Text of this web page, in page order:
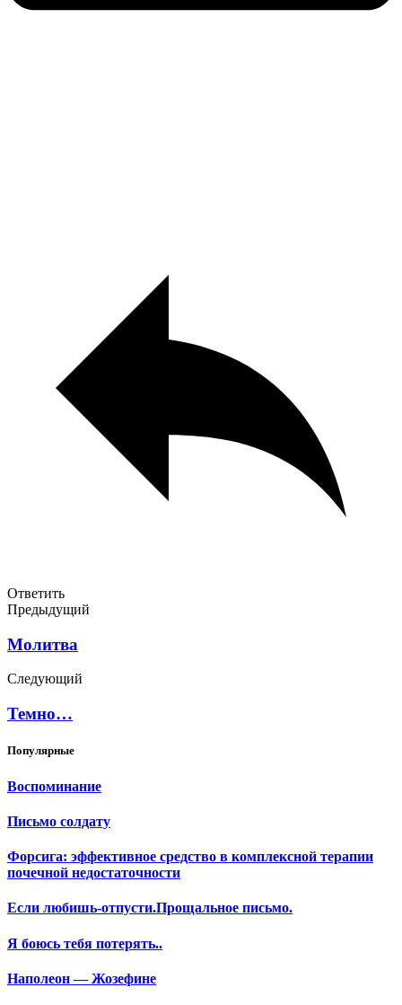
Ответить
Предыдущий
Молитва
Следующий
Темно…
Популярные
Воспоминание
Письмо солдату
Форсига: эффективное средство в комплексной терапии
почечной недостаточности
Если любишь-отпусти.Прощальное письмо.
Я боюсь тебя потерять..
Наполеон — Жозефине